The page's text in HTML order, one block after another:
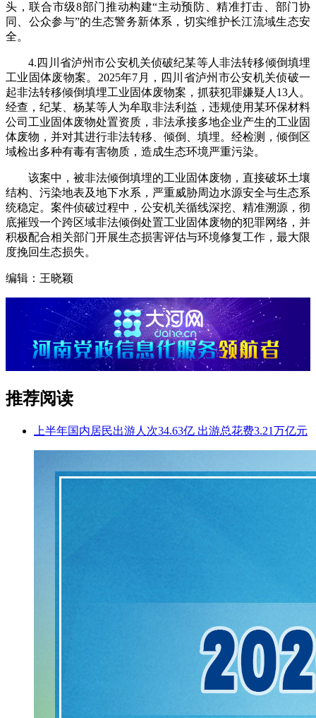
头，联合市级8部门推动构建“主动预防、精准打击、部门协
同、公众参与”的生态警务新体系，切实维护长江流域生态安
全。
4.四川省泸州市公安机关侦破纪某等人非法转移倾倒填埋
工业固体废物案。2025年7月，四川省泸州市公安机关侦破一
起非法转移倾倒填埋工业固体废物案，抓获犯罪嫌疑人13人。
经查，纪某、杨某等人为牟取非法利益，违规使用某环保材料
公司工业固体废物处置资质，非法承接多地企业产生的工业固
体废物，并对其进行非法转移、倾倒、填埋。经检测，倾倒区
域检出多种有毒有害物质，造成生态环境严重污染。
该案中，被非法倾倒填埋的工业固体废物，直接破坏土壤
结构、污染地表及地下水系，严重威胁周边水源安全与生态系
统稳定。案件侦破过程中，公安机关循线深挖、精准溯源，彻
底摧毁一个跨区域非法倾倒处置工业固体废物的犯罪网络，并
积极配合相关部门开展生态损害评估与环境修复工作，最大限
度挽回生态损失。
编辑：王晓颖
推荐阅读
上半年国内居民出游人次34.63亿 出游总花费3.21万亿元